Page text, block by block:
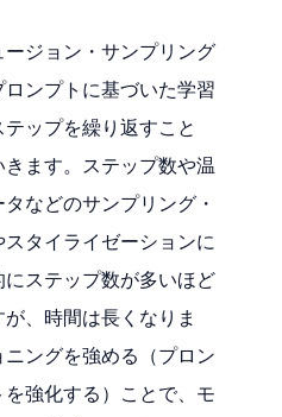
ジョン・サンプリング
ンプトに基づいた学習
ップを繰り返すこと
ます。ステップ数や温
などのサンプリング・
タイライゼーションに
ステップ数が多いほど
、時間は長くなりま
ングを強める（プロン
強化する）ことで、モ